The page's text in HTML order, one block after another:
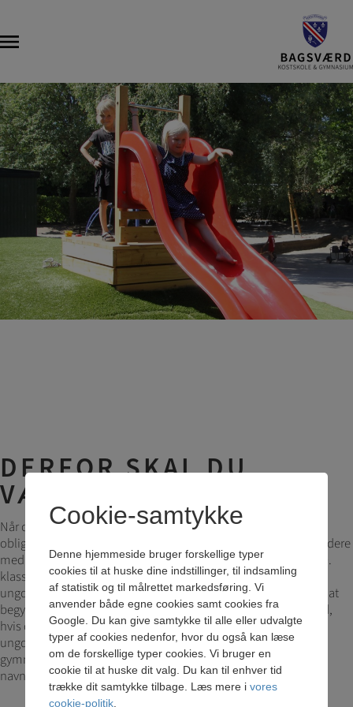
DERFOR SKAL DU
VÆLGE 0.G PÅ BK
Når du har gennemført 9. klasse, er du færdig med den
obligatoriske undervisning, men de fleste unge går heldigvis videre
med en eller anden form for skolegang. En del elever går efter 9.
klasse i gymnasiet eller på en anden tilsvarende
ungdomsuddannelse. Mange føler imidlertid, at de ikke er klar at
begynde i gymnasiet. Her kan 0. g på BK være en god mulighed,
hvis du allerede ved, at du på sigt ønsker en gymnasial
ungdomsuddannelse. Året i 0. g skal opleves som en optakt til
gymnasiet frem for som en afslutning på grundskolen, heraf
navnet.
Cookie-samtykke
Denne hjemmeside bruger forskellige typer
cookies til at huske dine indstillinger, til indsamling
af statistik og til målrettet markedsføring. Vi
anvender både egne cookies samt cookies fra
Google. Du kan give samtykke til alle eller udvalgte
typer af cookies nedenfor, hvor du også kan læse
om de forskellige typer cookies. Vi bruger en
cookie til at huske dit valg. Du kan til enhver tid
trække dit samtykke tilbage. Læs mere i vores
cookie-politik